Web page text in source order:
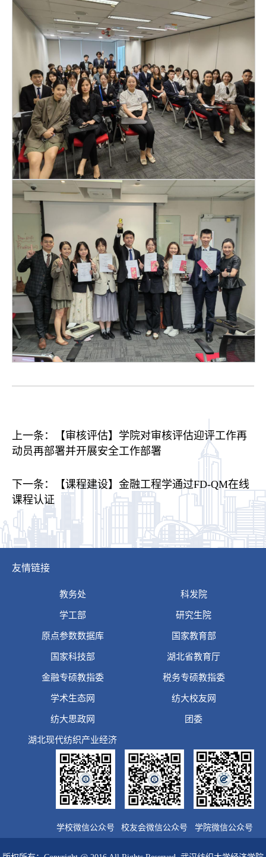
上一条：
【审核评估】学院对审核评估迎评工作再
动员再部署并开展安全工作部署
下一条：
【课程建设】金融工程学通过FD-QM在线
课程认证
友情链接
教务处 科发院
学工部 研究生院
原点参数数据库 国家教育部
国家科技部 湖北省教育厅
金融专硕教指委 税务专硕教指委
学术生态网 纺大校友网
纺大思政网 团委
湖北现代纺织产业经济
学校微信公众号 校友会微信公众号 学院微信公众号